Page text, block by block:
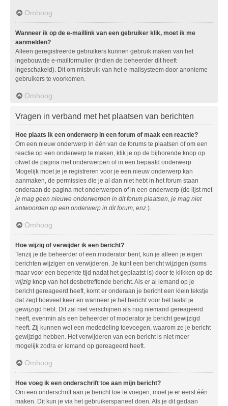
Omhoog
Wanneer ik op de e-maillink van een gebruiker klik, moet ik me
aanmelden?
Alleen geregistreerde gebruikers kunnen gebruik maken van het
ingebouwde e-mailformulier (indien de beheerder dit heeft
ingeschakeld). Dit om misbruik van het e-mailsysteem door anonieme
gebruikers te voorkomen.
Omhoog
Vragen in verband met het plaatsen van berichten
Hoe plaats ik een onderwerp in een forum of maak een reactie?
Om een nieuw onderwerp in één van de forums te plaatsen of om een
reactie op een onderwerp te maken, klik je op de bijhorende knop op
ofwel de pagina met onderwerpen of in een bepaald onderwerp.
Mogelijk moet je je registreren voor je een nieuw onderwerp kan
aanmaken, de permissies die je al dan niet hebt in het forum staan
onderaan de pagina met onderwerpen of in een onderwerp (de lijst met
je mag geen nieuwe onderwerpen in dit forum plaatsen, je mag niet
antwoorden op een onderwerp in dit forum, enz. ).
Omhoog
Hoe wijzig of verwijder ik een bericht?
Tenzij je de beheerder of een moderator bent, kun je alleen je eigen
berichten wijzigen en verwijderen. Je kunt een bericht wijzigen (soms
maar voor een beperkte tijd nadat het geplaatst is) door te klikken op de
wijzig knop van het desbetreffende bericht. Als er al iemand op je
bericht gereageerd heeft, komt er onderaan je bericht een klein tekstje
dat zegt hoeveel keer en wanneer je het bericht voor het laatst je
gewijzigd hebt. Dit zal niet verschijnen als nog niemand gereageerd
heeft, evenmin als een beheerder of moderator je bericht gewijzigd
heeft. Zij kunnen wel een mededeling toevoegen, waarom ze je bericht
gewijzigd hebben. Het verwijderen van een bericht is niet meer
mogelijk zodra er iemand op gereageerd heeft.
Omhoog
Hoe voeg ik een onderschrift toe aan mijn bericht?
Om een onderschrift aan je bericht toe te voegen, moet je er eerst één
maken. Dit kun je via het gebruikerspaneel doen. Als je dit gedaan